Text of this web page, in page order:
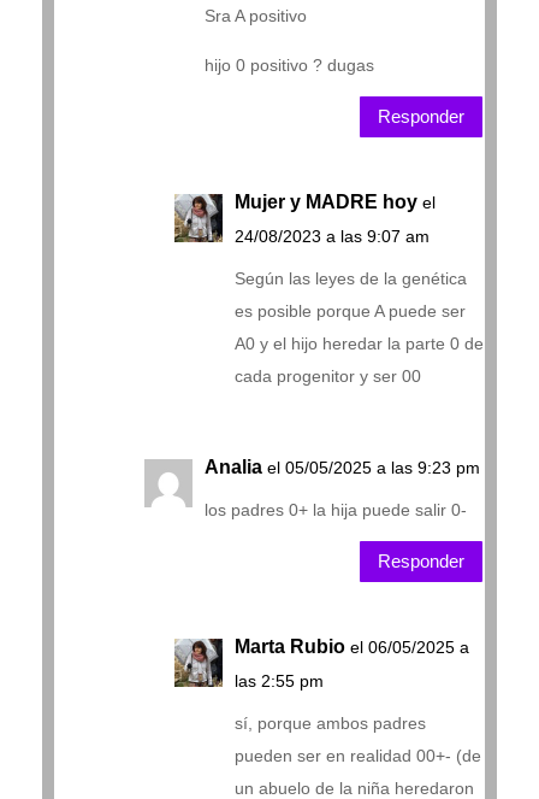
Sra A positivo
hijo 0 positivo ? dugas
Responder
Mujer y MADRE hoy el
24/08/2023 a las 9:07 am
Según las leyes de la genética
es posible porque A puede ser
A0 y el hijo heredar la parte 0 de
cada progenitor y ser 00
Analia el 05/05/2025 a las 9:23 pm
los padres 0+ la hija puede salir 0-
Responder
Marta Rubio el 06/05/2025 a
las 2:55 pm
sí, porque ambos padres
pueden ser en realidad 00+- (de
un abuelo de la niña heredaron